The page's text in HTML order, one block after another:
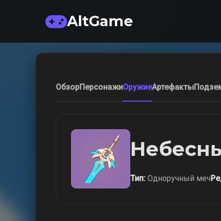
AltGame
ОбзорПерсонажиОружиеАртефакты
Тип: Одноручный меч